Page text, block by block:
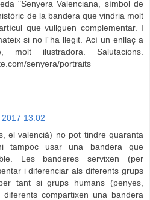
"Senyera Valenciana, símbol de
de la bandera que vindria molt
que vullguen complementar. I
si no l´ha llegit. Ací un enllaç a
ilustradora. Salutacions.
senyera/portraits
13:02
el valencià) no pot tindre quaranta
tampoc usar una bandera que
Les banderes servixen (per
i diferenciar als diferents grups
tant si grups humans (penyes,
diferents compartixen una bandera